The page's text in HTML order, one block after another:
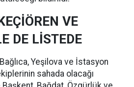
VE
DE LİSTEDE
Yeşilova ve İstasyon
sahada olacağı